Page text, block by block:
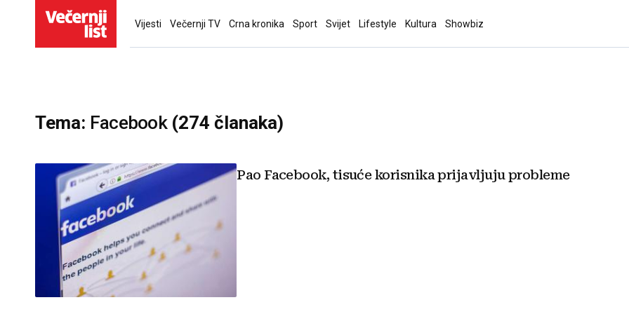
Vijesti Večernji TV Crna kronika Sport Svijet Lifestyle Kultura Showbiz
Tema: Facebook(274 članaka)
Pao Facebook, tisuće korisnika prijavljuju probleme